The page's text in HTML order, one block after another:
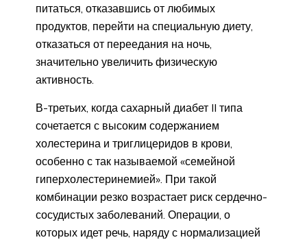
питаться, отказавшись от любимых
продуктов, перейти на специальную диету,
отказаться от переедания на ночь,
значительно увеличить физическую
активность.
В-третьих, когда сахарный диабет II типа
сочетается с высоким содержанием
холестерина и триглицеридов в крови,
особенно с так называемой «семейной
гиперхолестеринемией». При такой
комбинации резко возрастает риск сердечно-
сосудистых заболеваний. Операции, о
которых идет речь, наряду с нормализацией